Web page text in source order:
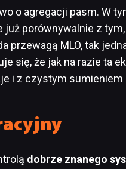
o agregacji pasm. W
już porównywalnie z
przewagą MLO, tak
się, że jak na razie ta
i z czystym sumieniem
dobrze znanego